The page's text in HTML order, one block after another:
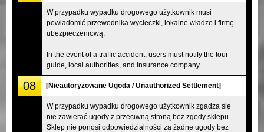
W przypadku wypadku drogowego użytkownik musi
powiadomić przewodnika wycieczki, lokalne władze i firmę
ubezpieczeniową.
In the event of a traffic accident, users must notify the tour
guide, local authorities, and insurance company.
08 [Nieautoryzowane Ugoda / Unauthorized Settlement]
W przypadku wypadku drogowego użytkownik zgadza się
nie zawierać ugody z przeciwną stroną bez zgody sklepu.
Sklep nie ponosi odpowiedzialności za żadne ugody bez